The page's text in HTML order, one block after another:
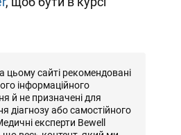
цьому сайті рекомендовані
інформаційного
й не призначені для
діагнозу або самостійного
експерти Bewell